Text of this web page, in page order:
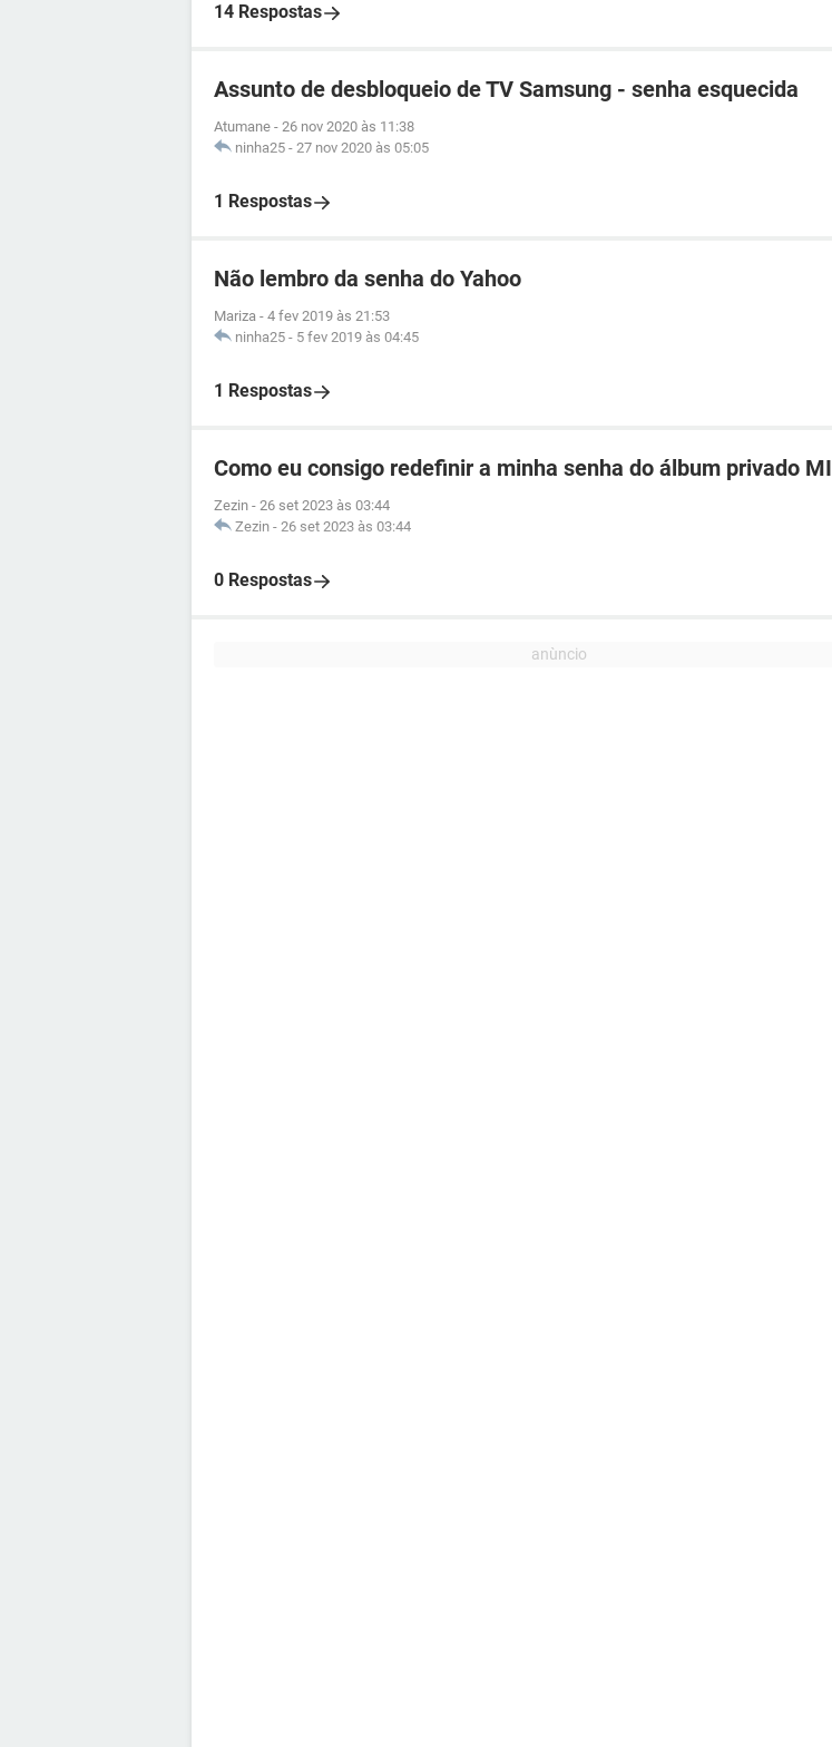
14 Respostas
Assunto de desbloqueio de TV Samsung - senha esquecida
Atumane - 26 nov 2020 às 11:38
ninha25 - 27 nov 2020 às 05:05
1 Respostas
Não lembro da senha do Yahoo
Mariza - 4 fev 2019 às 21:53
ninha25 - 5 fev 2019 às 04:45
1 Respostas
Como eu consigo redefinir a minha senha do álbum privado MI
Zezin - 26 set 2023 às 03:44
Zezin - 26 set 2023 às 03:44
0 Respostas